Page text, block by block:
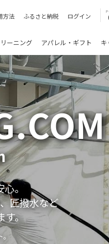
方法 ふるさと納税 ログイン
ーニング アパレル・ギフト キ
。
匠撥水など
す。